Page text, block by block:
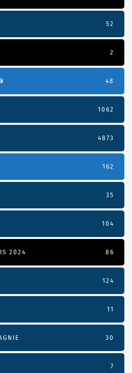
52
2
48
1062
4873
162
35
104
2024 86
124
11
30
7